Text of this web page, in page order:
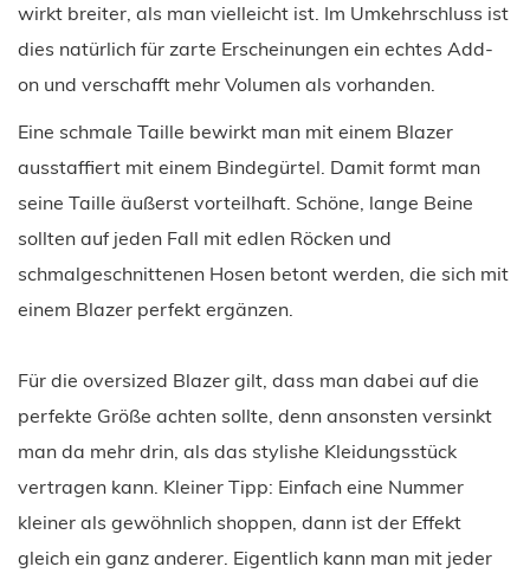
wirkt breiter, als man vielleicht ist. Im Umkehrschluss ist
dies natürlich für zarte Erscheinungen ein echtes Add-
on und verschafft mehr Volumen als vorhanden.
Eine schmale Taille bewirkt man mit einem Blazer
ausstaffiert mit einem Bindegürtel. Damit formt man
seine Taille äußerst vorteilhaft. Schöne, lange Beine
sollten auf jeden Fall mit edlen Röcken und
schmalgeschnittenen Hosen betont werden, die sich mit
einem Blazer perfekt ergänzen.
Für die oversized Blazer gilt, dass man dabei auf die
perfekte Größe achten sollte, denn ansonsten versinkt
man da mehr drin, als das stylishe Kleidungsstück
vertragen kann. Kleiner Tipp: Einfach eine Nummer
kleiner als gewöhnlich shoppen, dann ist der Effekt
gleich ein ganz anderer. Eigentlich kann man mit jeder